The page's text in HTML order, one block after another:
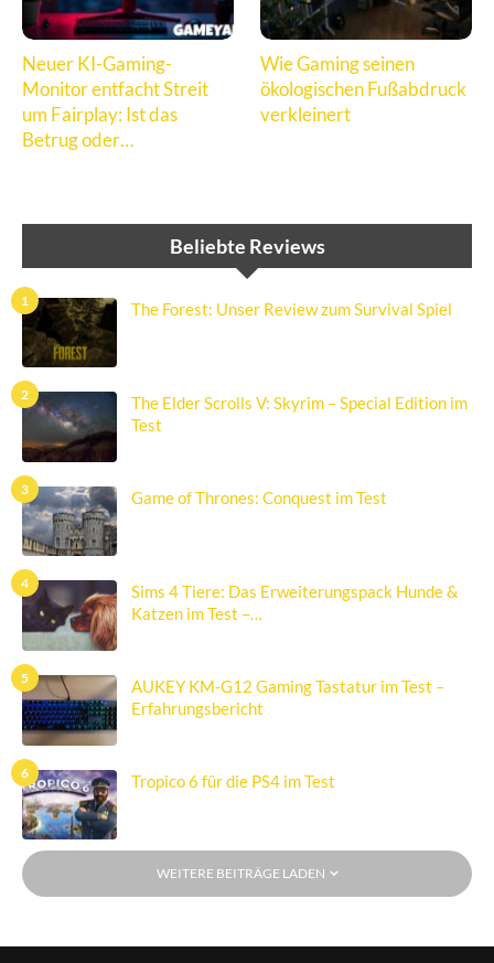
Neuer KI-Gaming-
Monitor entfacht Streit
um Fairplay: Ist das
Betrug oder…
Wie Gaming seinen
ökologischen Fußabdruck
verkleinert
Beliebte Reviews
1 The Forest: Unser Review zum Survival Spiel
2
The Elder Scrolls V: Skyrim – Special Edition im
Test
3 Game of Thrones: Conquest im Test
4
Sims 4 Tiere: Das Erweiterungspack Hunde &
Katzen im Test –…
5
AUKEY KM-G12 Gaming Tastatur im Test –
Erfahrungsbericht
6 Tropico 6 für die PS4 im Test
WEITERE BEITRÄGE LADEN